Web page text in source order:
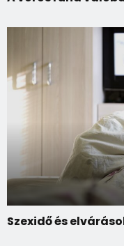
Szexidő és